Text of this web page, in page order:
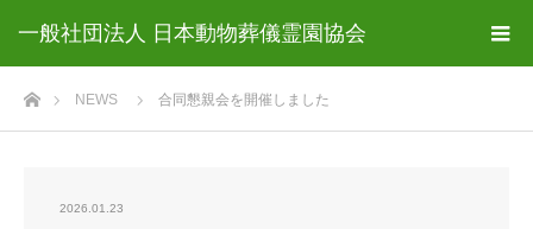
一般社団法人 日本動物葬儀霊園協会
ホームNEWS 合同懇親会を開催しました
2026.01.23